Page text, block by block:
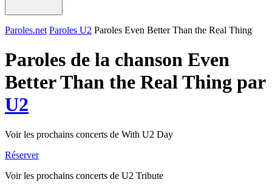
Paroles.net Paroles U2 Paroles Even Better Than the Real Thing
Paroles de la chanson Even
Better Than the Real Thing par
U2
Voir les prochains concerts de With U2 Day
Réserver
Voir les prochains concerts de U2 Tribute